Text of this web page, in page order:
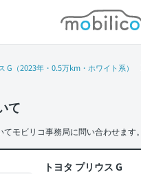
モビリコ
G（2023年・0.5万km・ホワイト系）
て
モビリコ事務局に問い合わせます。
トヨタ プリウス G